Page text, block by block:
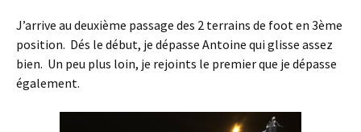
J’arrive au deuxième passage des 2 terrains de foot en 3ème
position. Dés le début, je dépasse Antoine qui glisse assez
bien. Un peu plus loin, je rejoints le premier que je dépasse
également.